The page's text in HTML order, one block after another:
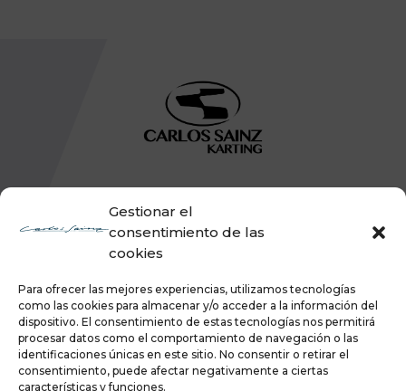
Gestionar el
consentimiento de las
cookies
Para ofrecer las mejores experiencias, utilizamos tecnologías
como las cookies para almacenar y/o acceder a la información del
dispositivo. El consentimiento de estas tecnologías nos permitirá
procesar datos como el comportamiento de navegación o las
identificaciones únicas en este sitio. No consentir o retirar el
consentimiento, puede afectar negativamente a ciertas
características y funciones.